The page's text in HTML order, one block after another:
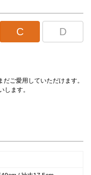
C D
ご愛用していただけます。
します。